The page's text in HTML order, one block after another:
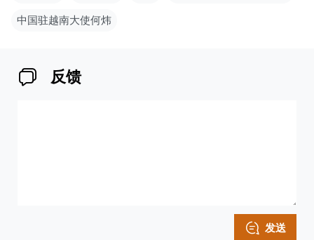
中国驻越南大使何炜
反馈
发送